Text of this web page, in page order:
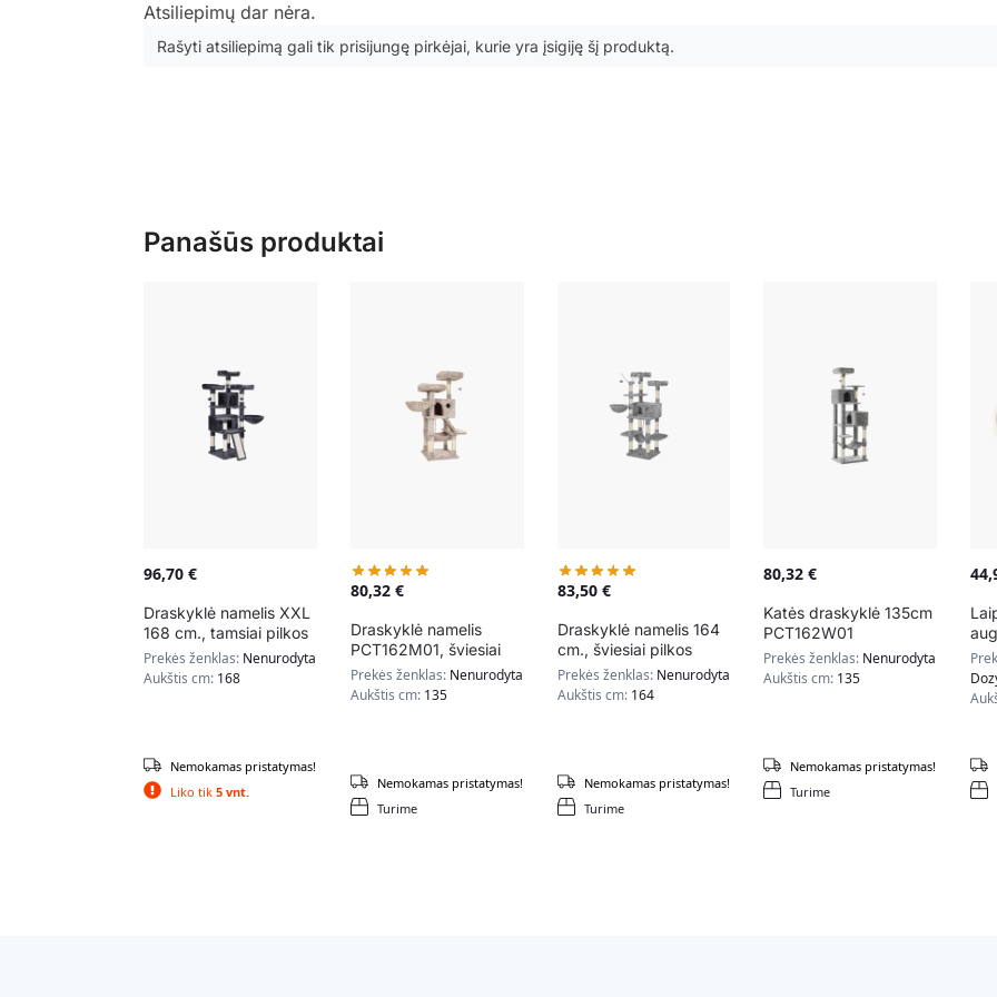
Atsiliepimų dar nėra.
Rašyti atsiliepimą gali tik prisijungę pirkėjai, kurie yra įsigiję šį produktą.
Panašūs produktai
96,70 €
Draskyklė namelis XXL
168 cm., tamsiai pilkos
spalvos
Prekės ženklas: Nenurodyta
Aukštis cm: 168
Liko tik 5 vnt.
Nemokamas pristatymas!
80,32 €
Draskyklė namelis
PCT162M01, šviesiai
rudos spalvos
Prekės ženklas: Nenurodyta
Aukštis cm: 135
Turime
Nemokamas pristatymas!
83,50 €
Draskyklė namelis 164
cm., šviesiai pilkos
spalvos
Prekės ženklas: Nenurodyta
Aukštis cm: 164
Turime
Nemokamas pristatymas!
80,32€
Katės draskyklė 135cm
PCT162W01
Prekės ženklas: Nenurodyta
Aukštis cm: 135
Turime
Nemokamas pristatymas!